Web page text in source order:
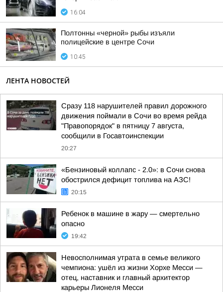
16:04
Полтонны «черной» рыбы изъяли
полицейские в центре Сочи
10:45
ЛЕНТА НОВОСТЕЙ
Сразу 118 нарушителей правил дорожного
движения поймали в Сочи во время рейда
"Правопорядок" в пятницу 7 августа,
сообщили в Госавтоинспекции
20:27
«Бензиновый коллапс - 2.0»: в Сочи снова
обострился дефицит топлива на АЗС!
20:15
Ребенок в машине в жару — смертельно
опасно
19:42
Невосполнимая утрата в семье великого
чемпиона: ушёл из жизни Хорхе Месси —
отец, наставник и главный архитектор
карьеры Лионеля Месси